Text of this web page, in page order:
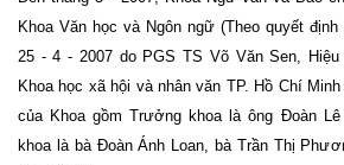
Khoa Văn học và Ngôn ngữ (Theo quyết
25 - 4 - 2007 do PGS TS Võ Văn Sen,
Khoa học xã hội và nhân văn TP. Hồ Chí
của Khoa gồm Trưởng khoa là ông Đoàn
khoa là bà Đoàn Ánh Loan, bà Trần Thị